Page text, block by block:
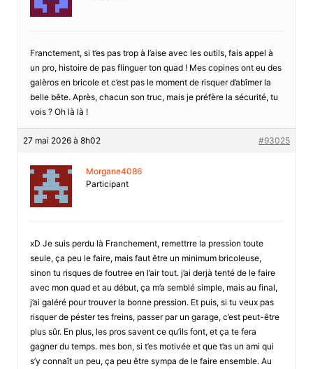
Franctement, si t’es pas trop à l’aise avec les outils, fais appel à
un pro, histoire de pas flinguer ton quad ! Mes copines ont eu des
galèros en bricole et c’est pas le moment de risquer d’abîmer la
belle bête. Après, chacun son truc, mais je préfère la sécurité, tu
vois ? Oh là là !
27 mai 2026 à 8h02 #93025
Morgane4086
Participant
xD Je suis perdu là Franchement, remettrre la pression toute
seule, ça peu le faire, mais faut être un minimum bricoleuse,
sinon tu risques de foutree en l’air tout. j’ai derjà tenté de le faire
avec mon quad et au début, ça m’a semblé simple, mais au final,
j’ai galéré pour trouver la bonne pression. Et puis, si tu veux pas
risquer de péster tes freins, passer par un garage, c’est peut-être
plus sûr. En plus, les pros savent ce qu’ils font, et ça te fera
gagner du temps. mes bon, si t’es motivée et que t’as un ami qui
s’y connaît un peu, ça peu être sympa de le faire ensemble. Au